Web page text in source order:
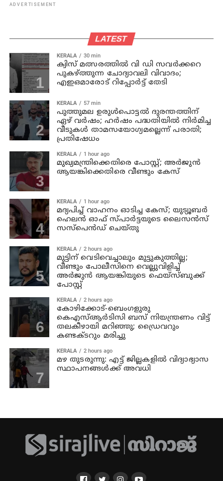
ADVERTISEMENT
LATEST
KERALA 30 min
ക്വിസ് മത്സരത്തില്‍ വി ഡി സവര്‍ക്കറെ
പുകഴ്ത്തുന്ന ചോദ്യാവലി വിവാദം;
എഇഒമാരോട് റിപ്പോര്‍ട്ട് തേടി
KERALA 57 min
പുത്തുമല ഉരുള്‍പൊട്ടല്‍ ദുരന്തത്തിന്
ഏഴ് വര്‍ഷം; ഹര്‍ഷം പദ്ധതിയില്‍ നിര്‍മിച്ച
വീടുകള്‍ താമസയോഗ്യമല്ലെന്ന് പരാതി;
പ്രതിഷേധം
KERALA 1 hour ago
മുഖ്യമന്ത്രിക്കെതിരെ പോസ്റ്റ്; അര്‍ജുന്‍
ആയങ്കിക്കെതിരെ വീണ്ടും കേസ്
KERALA 1 hour ago
മദ്യപിച്ച് വാഹനം ഓടിച്ച കേസ്; യുട്യൂബര്‍
ഹെലന്‍ ഓഫ് സ്പാര്‍ട്ടയുടെ ലൈസന്‍സ്
സസ്പെന്‍ഡ് ചെയ്തു
KERALA 2 hours ago
മുട്ടിന് വെടിവെച്ചാലും മുട്ടുകുത്തില്ല;
വീണ്ടും പോലീസിനെ വെല്ലുവിളിച്ച്
അര്‍ജുന്‍ ആയങ്കിയുടെ ഫെയ്‌സ്ബുക്ക്
പോസ്റ്റ്
KERALA 2 hours ago
കോഴിക്കോട്-ബെംഗളുരു
കെഎസ്ആര്‍ടിസി ബസ് നിയന്ത്രണം വിട്ട്
തലകീഴായി മറിഞ്ഞു; ഡ്രൈവറും
കണ്ടക്ടറും മരിച്ചു
KERALA 2 hours ago
മഴ തുടരുന്നു: എട്ട് ജില്ലകളില്‍ വിദ്യാഭ്യാസ
സ്ഥാപനങ്ങള്‍ക്ക് അവധി